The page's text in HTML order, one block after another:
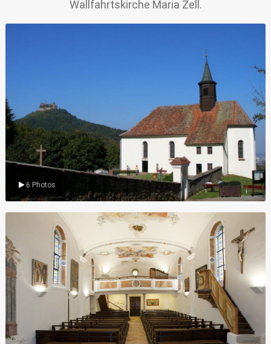
Wallfahrtskirche Maria Zell.
6 Photos
Innenansichten